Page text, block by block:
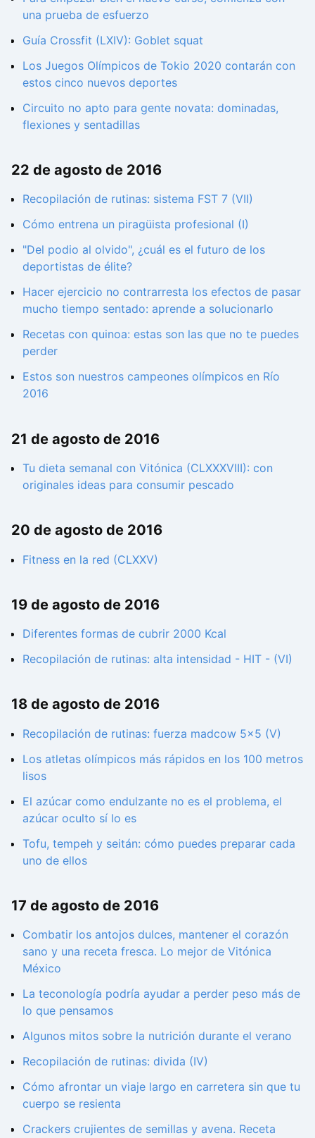
una prueba de esfuerzo
Guía Crossfit (LXIV): Goblet squat
Los Juegos Olímpicos de Tokio 2020 contarán con
estos cinco nuevos deportes
Circuito no apto para gente novata: dominadas,
flexiones y sentadillas
22 de agosto de 2016
Recopilación de rutinas: sistema FST 7 (VII)
Cómo entrena un piragüista profesional (I)
"Del podio al olvido", ¿cuál es el futuro de los
deportistas de élite?
Hacer ejercicio no contrarresta los efectos de pasar
mucho tiempo sentado: aprende a solucionarlo
Recetas con quinoa: estas son las que no te puedes
perder
Estos son nuestros campeones olímpicos en Río
2016
21 de agosto de 2016
Tu dieta semanal con Vitónica (CLXXXVIII): con
originales ideas para consumir pescado
20 de agosto de 2016
Fitness en la red (CLXXV)
19 de agosto de 2016
Diferentes formas de cubrir 2000 Kcal
Recopilación de rutinas: alta intensidad - HIT - (VI)
18 de agosto de 2016
Recopilación de rutinas: fuerza madcow 5x5 (V)
Los atletas olímpicos más rápidos en los 100 metros
lisos
El azúcar como endulzante no es el problema, el
azúcar oculto sí lo es
Tofu, tempeh y seitán: cómo puedes preparar cada
uno de ellos
17 de agosto de 2016
Combatir los antojos dulces, mantener el corazón
sano y una receta fresca. Lo mejor de Vitónica
México
La teconología podría ayudar a perder peso más de
lo que pensamos
Algunos mitos sobre la nutrición durante el verano
Recopilación de rutinas: divida (IV)
Cómo afrontar un viaje largo en carretera sin que tu
cuerpo se resienta
Crackers crujientes de semillas y avena. Receta